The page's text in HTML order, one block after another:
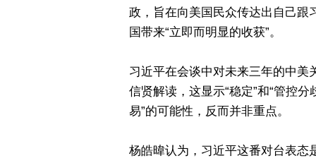
政，旨在向美国民众传达出自己跟
国带来“立即而明显的收获”。
习近平在会谈中对未来三年的中美
信贤解读，这显示“稳定”和“管控
易”的可能性，反而并非重点。
杨皓暐认为，习近平这番对台表态